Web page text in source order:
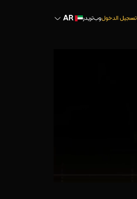
تسجيل الدخولوب‌تریدر